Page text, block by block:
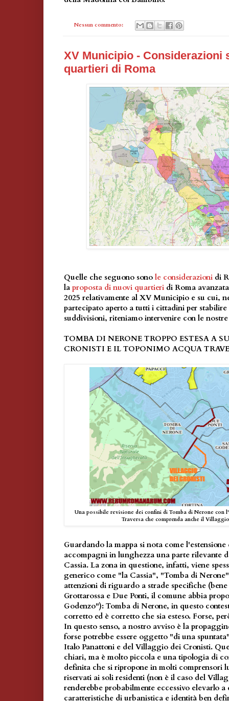
Nessun commento:
XV Municipio - Considerazioni
quartieri di Roma
Quelle che seguono sono le considerazioni di
la proposta di nuovi quartieri di Roma
2025 relativamente al XV Municipio e su cui,
partecipato aperto a tutti i cittadini per
suddivisioni, riteniamo intervenire con le
TOMBA DI NERONE TROPPO ESTESA A
CRONISTI E IL TOPONIMO ACQUA
Una possibile revisione dei confini di Tomba di Nerone con
Traversa che comprenda anche il
Guardando la mappa si nota come
accompagni in lunghezza una parte rilevante
Cassia. La zona in questione, infatti, viene
generico come "la Cassia", "Tomba di
attenzioni di riguardo a strade specifiche
Grottarossa e Due Ponti, il comune abbia
Godenzo"): Tomba di Nerone, in questo
corretto ed è corretto che sia esteso. Forse,
In questo senso, a nostro avviso è la
forse potrebbe essere oggetto "di una
Italo Panattoni e del Villaggio dei Cronisti.
chiari, ma è molto piccola e una tipologia di
definita che si ripropone in molti comprensori
riservati ai soli residenti (non è il caso del
renderebbe probabilmente eccessivo elevarlo
caratteristiche di urbanistica e identità ben